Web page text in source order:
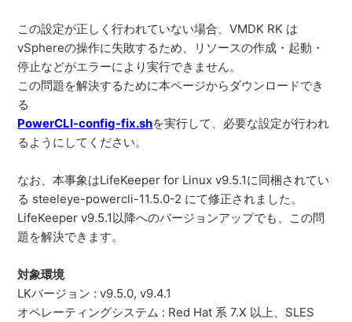
この設定が正しく行われていない場合、VMDK RK は
vSphereの操作に失敗するため、リソースの作成・起動・
停止などがエラーにより実行できません。
この問題を解決するために本ページからダウンロードでき
る
PowerCLI-config-fix.shを実行して、 必要な設定が行われ
るようにしてください。
なお、本事象はLifeKeeper for Linux v9.5.1に同梱されてい
る steeleye-powercli-11.5.0-2 にて修正されました。
LifeKeeper v9.5.1以降へのバージョンアップでも、 この問
題を解決できます。
対象環境
LKバージョン : v9.5.0, v9.4.1
オペレーティングシステム : Red Hat 系 7.X 以上、SLES